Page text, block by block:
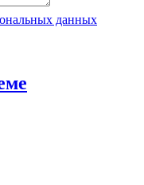
данных